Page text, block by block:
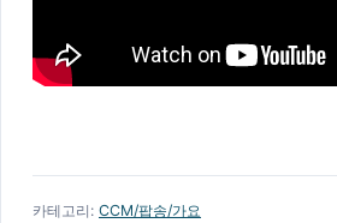
카테고리: CCM/팝송/가요